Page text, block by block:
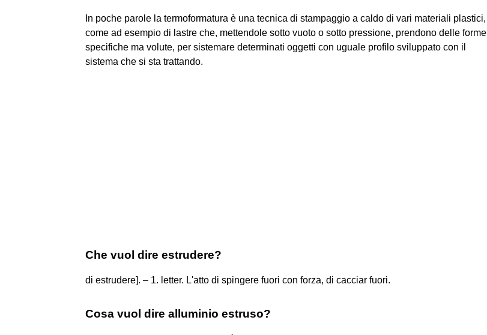
In poche parole la termoformatura è una tecnica di stampaggio a caldo di vari materiali plastici,
come ad esempio di lastre che, mettendole sotto vuoto o sotto pressione, prendono delle forme
specifiche ma volute, per sistemare determinati oggetti con uguale profilo sviluppato con il
sistema che si sta trattando.
Che vuol dire estrudere?
di estrudere]. – 1. letter. L'atto di spingere fuori con forza, di cacciar fuori.
Cosa vuol dire alluminio estruso?